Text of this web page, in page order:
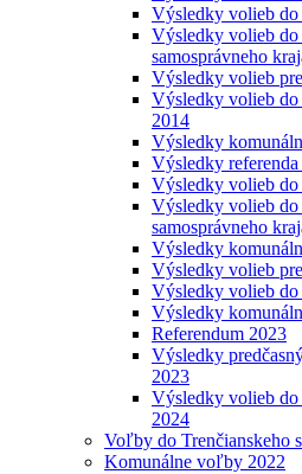
Výsledky volieb
Výsledky volieb do
samosprávneho
Výsledky volieb
Výsledky volieb do
2014
Výsledky
Výsledky
Výsledky volieb
Výsledky volieb do
samosprávneho
Výsledky
Výsledky volieb
Výsledky volieb do
Výsledky
Referendum 2023
Výsledky
2023
Výsledky volieb do
2024
Voľby do Trenčianskeho
Komunálne voľby 2022